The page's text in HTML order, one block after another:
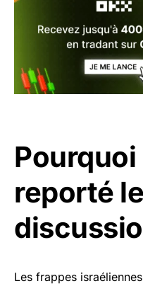
Pourquoi
reporté
Les frappes